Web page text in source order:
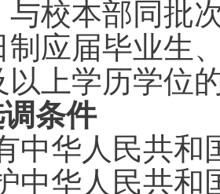
与校本部同批
制应届毕业生
以上学历学位
条件
中华人民共和
中华人民共和